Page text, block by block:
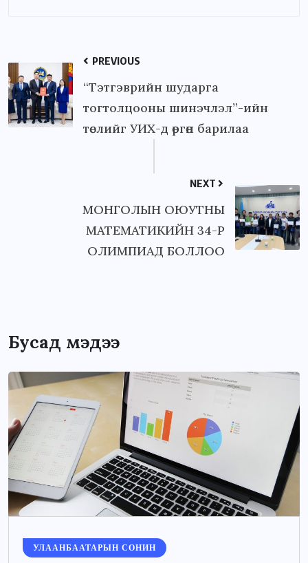
PREVIOUS
“Тэтгэврийн шударга
тогтолцооны шинэчлэл”-ийн
төслийг УИХ-д өргөн барилаа
NEXT
МОНГОЛЫН ОЮУТНЫ
МАТЕМАТИКИЙН 34-Р
ОЛИМПИАД БОЛЛОО
Бусад мэдээ
УЛААНБААТАРЫН СОНИН